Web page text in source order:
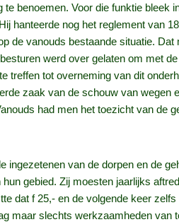
benoemen. Voor die funktie bleek
hanteerde nog het reglement van
de vanouds bestaande situatie.
werd over gelaten om met
tot overneming van dit
zaak van de schouw van wegen
had men het toezicht van de
van de dorpen en de
gebied. Zij moesten jaarlijks
dat f 25,- en de volgende keer
maar slechts werkzaamheden